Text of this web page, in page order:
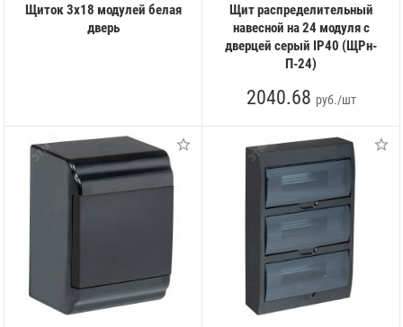
Щиток 3х18 модулей белая
дверь
Щит распределительный
навесной на 24 модуля с
дверцей серый IP40 (ЩРн-
П-24)
2040.68 руб./шт